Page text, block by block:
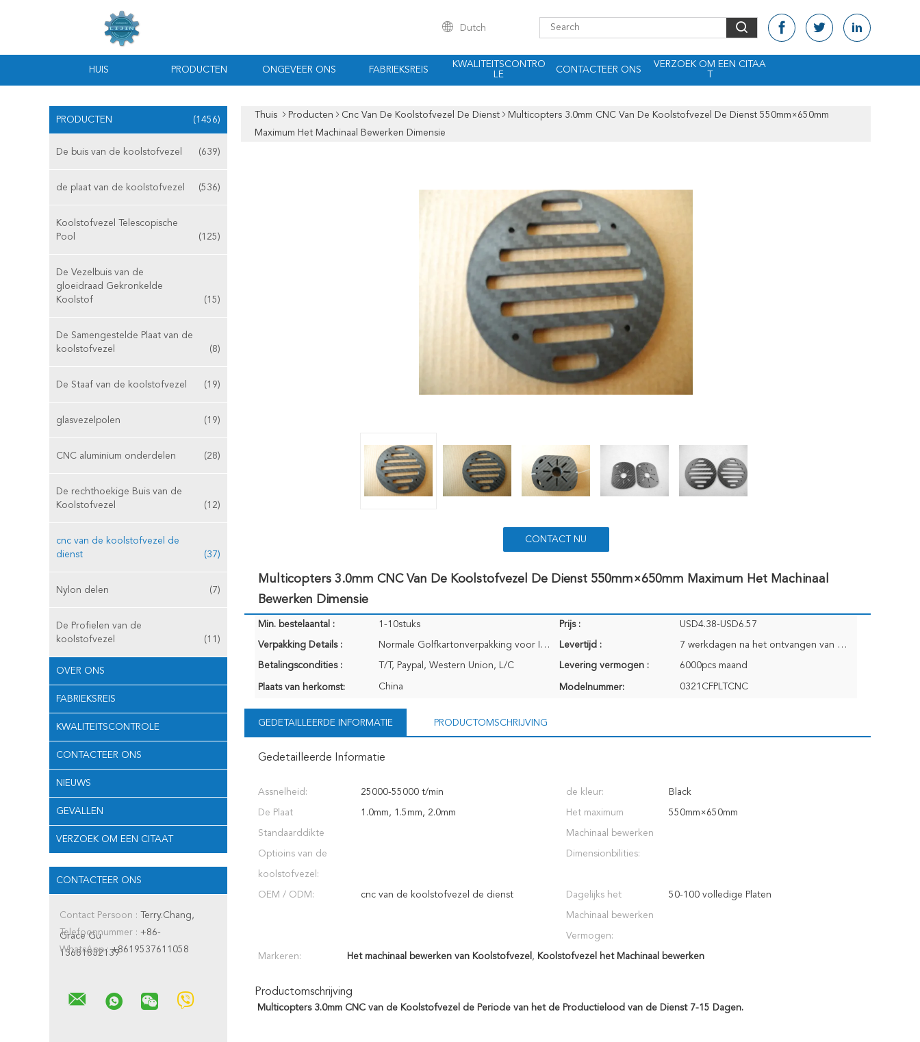
Dutch
HUIS PRODUCTEN ONGEVEER ONS FABRIEKSREIS
KWALITEITSCONTRO
LE
CONTACTEER ONS
VERZOEK OM EEN CITAA
PRODUCTEN (1456)
De buis van de koolstofvezel (639)
de plaat van de koolstofvezel (536)
Koolstofvezel Telescopische
Pool
(125)
De Vezelbuis van de
gloeidraad Gekronkelde
Koolstof
(15)
De Samengestelde Plaat van de
koolstofvezel
(8)
De Staaf van de koolstofvezel (19)
glasvezelpolen (19)
CNC aluminium onderdelen (28)
De rechthoekige Buis van de
Koolstofvezel
(12)
cnc van de koolstofvezel de
dienst
(37)
Nylon delen (7)
De Profielen van de
koolstofvezel
(11)
OVER ONS
FABRIEKSREIS
KWALITEITSCONTROLE
CONTACTEER ONS
NIEUWS
GEVALLEN
VERZOEK OM EEN CITAAT
CONTACTEER ONS
Contact Persoon : Terry.Chang,
Grace Gu
Telefoonnummer : +86-
13681832139
WhatsApp :+8619537611058
Thuis Producten Cnc Van De Koolstofvezel De Dienst
Multicopters 3.0mm CNC Van De Koolstofvezel De Dienst 550mm×650mm
Maximum Het Machinaal Bewerken Dimensie
CONTACT NU
Multicopters 3.0mm CNC Van De Koolstofvezel De Dienst 550mm×650mm Maximum Het Machinaal
Bewerken Dimensie
Min. bestelaantal : 1-10stuks Prijs : USD4.38-USD6.57
Verpakking Details : Normale Golfkartonverpakking voor Internationaal vervoer Levertijd : 7 werkdagen na het ontvangen van Ordebetaling
Betalingscondities : T/T, Paypal, Western Union, L/C Levering vermogen : 6000pcs maand
Plaats van herkomst: China Modelnummer: 0321CFPLTCNC
GEDETAILLEERDE INFORMATIE PRODUCTOMSCHRIJVING
Gedetailleerde Informatie
Assnelheid: 25000-55000 t/min de kleur: Black
De Plaat
Standaarddikte
Optioins van de
koolstofvezel:
1.0mm, 1.5mm, 2.0mm Het maximum
Machinaal bewerken
Dimensionbilities:
550mm×650mm
OEM / ODM: cnc van de koolstofvezel de dienst Dagelijks het
Machinaal bewerken
Vermogen:
50-100 volledige Platen
Markeren: Het machinaal bewerken van Koolstofvezel , Koolstofvezel het Machinaal bewerken
Productomschrijving
Multicopters 3.0mm CNC van de Koolstofvezel de Periode van het de Productielood van de Dienst 7-15 Dagen.